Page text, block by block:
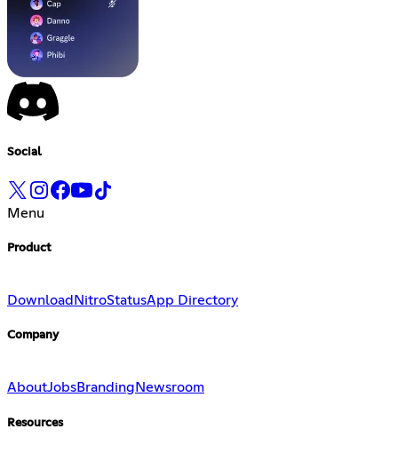
Social
Menu
Product
Download NitroStatusApp Directory
Company
AboutJobsBranding Newsroom
Resources